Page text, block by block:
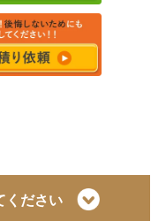
ください